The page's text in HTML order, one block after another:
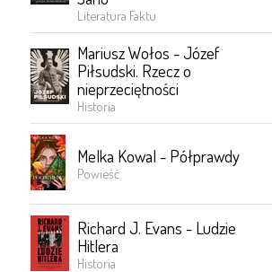
Literatura Faktu
Mariusz Wołos - Józef
Piłsudski. Rzecz o
nieprzeciętności
Historia
Melka Kowal - Półprawdy
Powieść
Richard J. Evans - Ludzie
Hitlera
Historia